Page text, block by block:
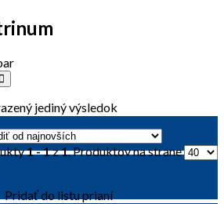
jediný výsledok
1 - 1z1. Produktov na strane
Pridať do listu prianí